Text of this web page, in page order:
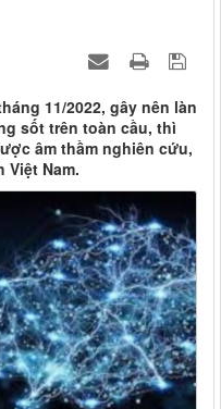
11/2022, gây nên làn
sốt trên toàn cầu, thì
âm thầm nghiên cứu,
Nam.